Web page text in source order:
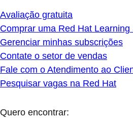
Avaliação gratuita
Comprar uma Red Hat Learning
Gerenciar minhas subscrições
Contate o setor de vendas
Fale com o Atendimento ao
Pesquisar vagas na Red Hat
Quero encontrar: